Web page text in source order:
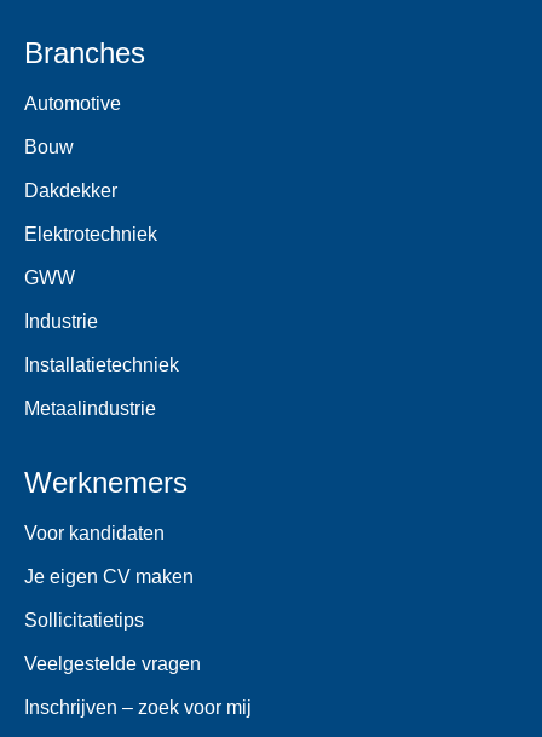
Branches
Automotive
Bouw
Dakdekker
Elektrotechniek
GWW
Industrie
Installatietechniek
Metaalindustrie
Werknemers
Voor kandidaten
Je eigen CV maken
Sollicitatietips
Veelgestelde vragen
Inschrijven – zoek voor mij